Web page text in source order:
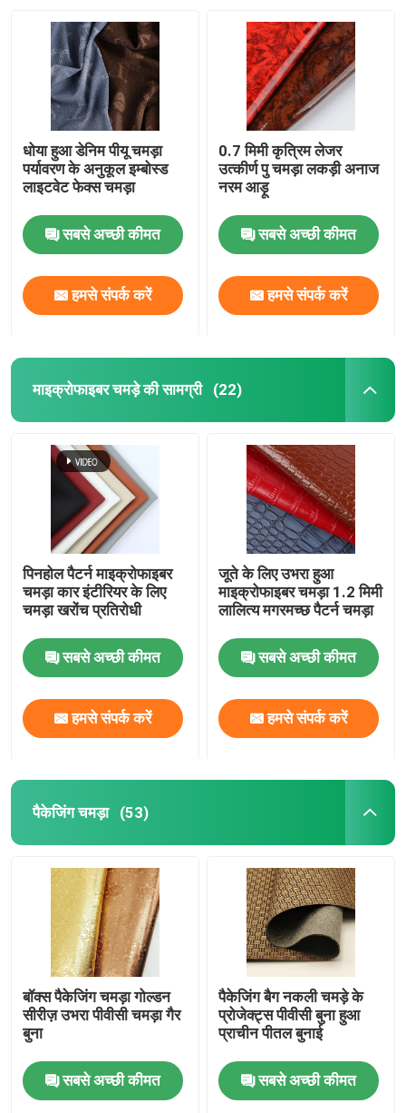
धोया हुआ डेनिम पीयू चमड़ा
पर्यावरण के अनुकूल इम्बोस्ड
लाइटवेट फेक्स चमड़ा
सबसे अच्छी कीमत
हमसे संपर्क करें
0.7 मिमी कृत्रिम लेजर
उत्कीर्ण पु चमड़ा लकड़ी अनाज
नरम आड़ू
सबसे अच्छी कीमत
हमसे संपर्क करें
माइक्रोफाइबर चमड़े की सामग्री (22)
पिनहोल पैटर्न माइक्रोफाइबर
चमड़ा कार इंटीरियर के लिए
चमड़ा खरोंच प्रतिरोधी
सबसे अच्छी कीमत
हमसे संपर्क करें
जूते के लिए उभरा हुआ
माइक्रोफाइबर चमड़ा 1.2 मिमी
लालित्य मगरमच्छ पैटर्न चमड़ा
सबसे अच्छी कीमत
हमसे संपर्क करें
पैकेजिंग चमड़ा (53)
बॉक्स पैकेजिंग चमड़ा गोल्डन
सीरीज़ उभरा पीवीसी चमड़ा गैर
बुना
सबसे अच्छी कीमत
पैकेजिंग बैग नकली चमड़े के
प्रोजेक्ट्स पीवीसी बुना हुआ
प्राचीन पीतल बुनाई
सबसे अच्छी कीमत